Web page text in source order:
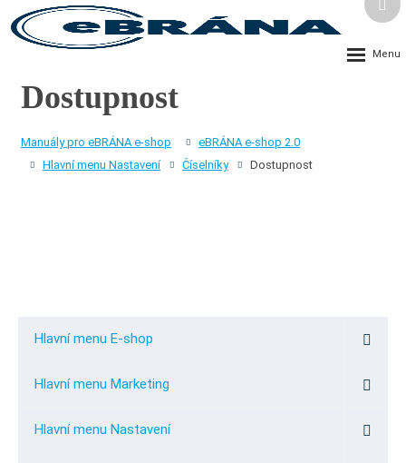
Rozbalení
Dostupnost
Manuály pro eBRÁNA e-shop
eBRÁNA e-shop 2.0
Hlavní menu Nastavení
Číselníky Dostupnost
Hlavní menu E-shop
Hlavní menu Marketing
Hlavní menu Nastavení